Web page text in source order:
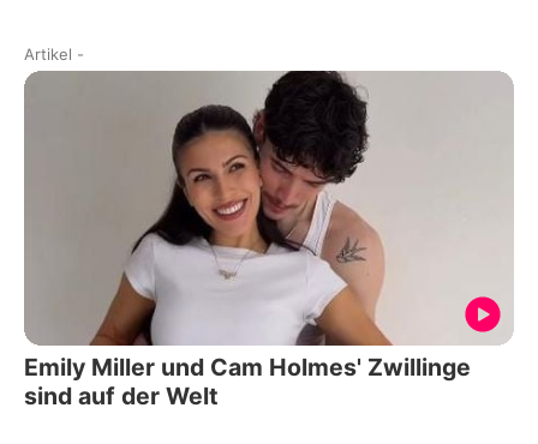
Artikel -
Emily Miller und Cam Holmes' Zwillinge
sind auf der Welt